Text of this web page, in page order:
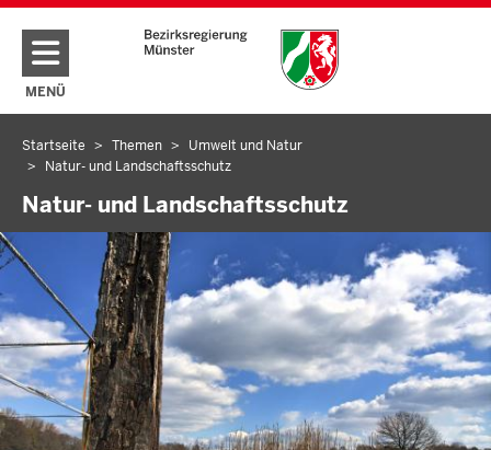
Direkt zum Inhalt
MENÜ
NAVIGATION AKTIVIEREN/DEAKTIVIEREN: HAUPTMENÜ
Sie
befinden
sich
hier
Startseite Themen
Umwelt und Natur
Natur- und Landschaftsschutz
Natur- und Landschaftsschutz